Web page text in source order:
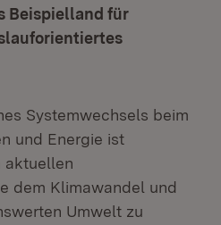
Beispielland für
Systemwechsels beim
und Energie ist
aktuellen
dem Klimawandel und
Umwelt zu